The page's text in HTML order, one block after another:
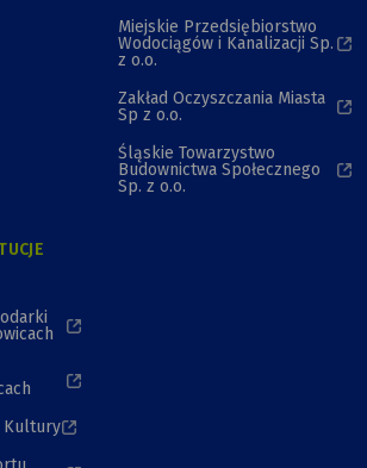
Miejskie Przedsiębiorstwo
Wodociągów i Kanalizacji Sp.
z o.o.
Zakład Oczyszczania Miasta
Sp z o.o.
Śląskie Towarzystwo
Budownictwa Społecznego
Sp. z o.o.
Kultury